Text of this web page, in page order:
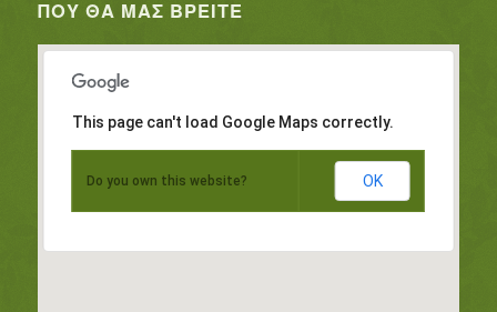
ΠΟΥ ΘΑ ΜΑΣ ΒΡΕΊΤΕ
This page can't load Google Maps correctly.
Do you own this website? OK